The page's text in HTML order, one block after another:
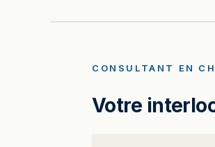
CONSULTANT EN
Votre